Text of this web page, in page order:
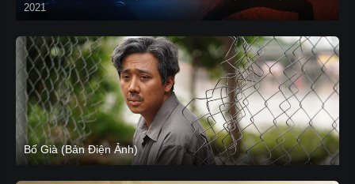
2021
CAM
Bố Già (Bản Điện Ảnh)